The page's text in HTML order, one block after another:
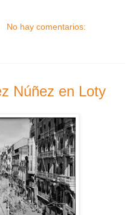
No hay comentarios:
Núñez en Loty